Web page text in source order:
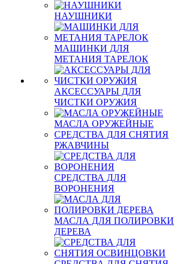
НАУШНИКИ
МАШИНКИ ДЛЯ
МЕТАНИЯ ТАРЕЛОК
АКСЕССУАРЫ ДЛЯ
ЧИСТКИ ОРУЖИЯ
МАСЛА ОРУЖЕЙНЫЕ
СРЕДСТВА ДЛЯ СНЯТИЯ
РЖАВЧИНЫ
СРЕДСТВА ДЛЯ
ВОРОНЕНИЯ
МАСЛА ДЛЯ ПОЛИРОВКИ
ДЕРЕВА